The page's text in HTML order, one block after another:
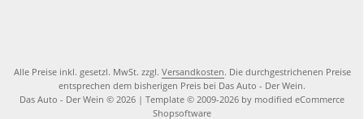
Alle Preise inkl. gesetzl. MwSt. zzgl. Versandkosten. Die durchgestrichenen Preise
entsprechen dem bisherigen Preis bei Das Auto - Der Wein.
Das Auto - Der Wein © 2026 | Template © 2009-2026 by modified eCommerce
Shopsoftware